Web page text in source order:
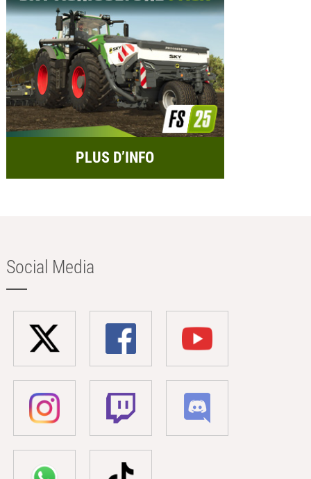
PLUS D’INFO
Social Media